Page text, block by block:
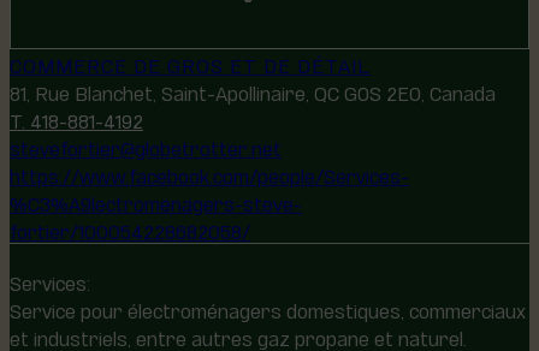
COMMERCE DE GROS ET DE DÉTAIL
81, Rue Blanchet, Saint-Apollinaire, QC G0S 2E0, Canada
T. 418-881-4192
stevefortier@globetrotter.net
https://www.facebook.com/people/Services-
%C3%A9lectromenagers-steve-
fortier/100054228682058/
Services:
Service pour électroménagers domestiques, commerciaux
et industriels, entre autres gaz propane et naturel.